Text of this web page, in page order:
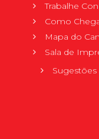
Trabalhe
Como
Mapa do
Sala de